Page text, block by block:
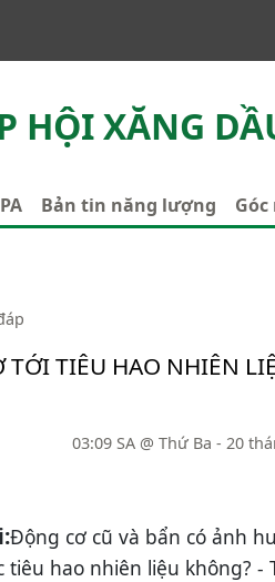
HỘI XĂNG
Bản tin năng lượng
TIÊU HAO NHIÊN
03:09 SA @ Thứ Ba - 20
Động cơ cũ và bẩn có ảnh
tiêu hao nhiên liệu không? -